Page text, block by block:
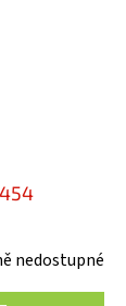
nedostupné